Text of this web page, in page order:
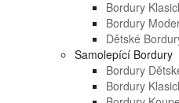
Bordury
Bordury
Dětské
Samolepící Bordury
Bordury
Bordury